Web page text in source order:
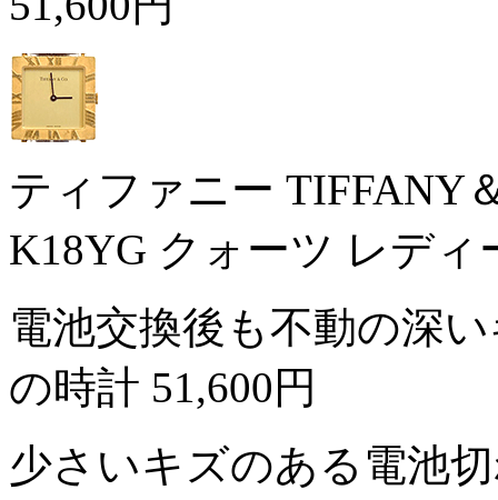
ティファニー TIFFANY
K18YG クォーツ レディ
電池交換後も不動の深
の時計 51,600円
少さいキズのある電池